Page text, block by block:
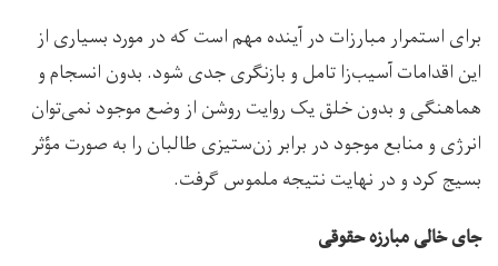
برای استمرار مبارزات در آینده مهم است که در مورد بسیاری از
این اقدامات آسیب‌زا تامل و بازنگری جدی شود. بدون انسجام و
هماهنگی و بدون خلق یک روایت روشن از وضع موجود نمی‌توان
انرژی و منابع موجود در برابر زن‌ستیزی طالبان را به صورت مؤثر
بسیج کرد و در نهایت نتیجه ملموس گرفت.
جای خالی مبارزه حقوقی